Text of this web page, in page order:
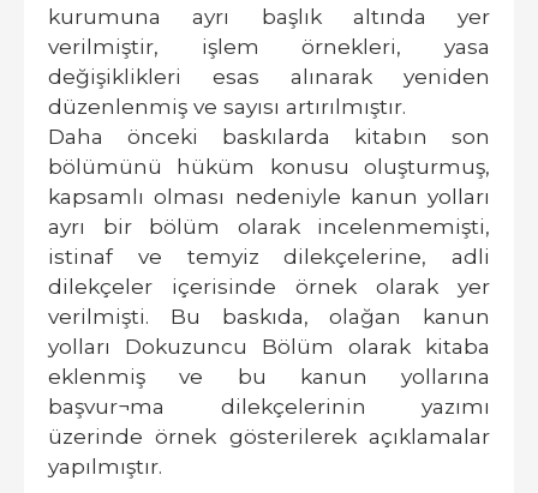
kurumuna ayrı başlık altında yer
verilmiştir, işlem örnekleri, yasa
değişiklikleri esas alınarak yeniden
düzenlenmiş ve sayısı artırılmıştır.
Daha önceki baskılarda kitabın son
bölümünü hüküm konusu oluşturmuş,
kapsamlı olması nedeniyle kanun yolları
ayrı bir bölüm olarak incelenmemişti,
istinaf ve temyiz dilekçelerine, adli
dilekçeler içerisinde örnek olarak yer
verilmişti. Bu baskıda, olağan kanun
yolları Dokuzuncu Bölüm olarak kitaba
eklenmiş ve bu kanun yollarına
başvur¬ma dilekçelerinin yazımı
üzerinde örnek gösterilerek açıklamalar
yapılmıştır.